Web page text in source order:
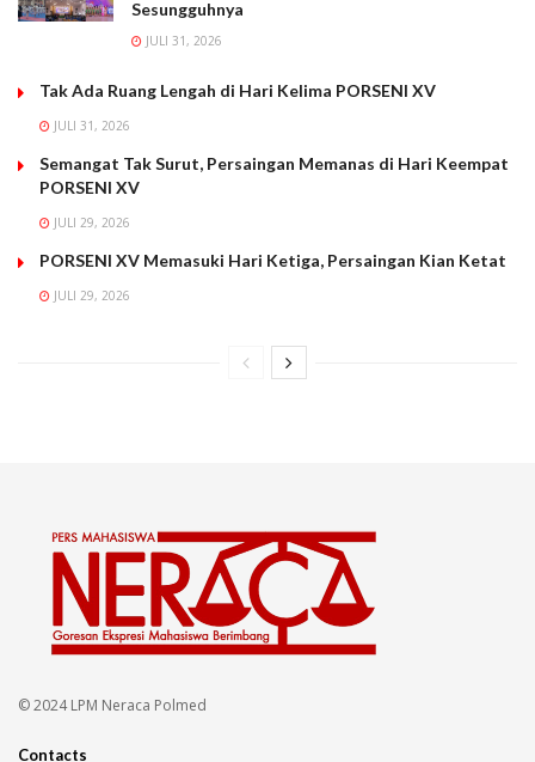
Sesungguhnya
JULI 31, 2026
Tak Ada Ruang Lengah di Hari Kelima PORSENI XV
JULI 31, 2026
Semangat Tak Surut, Persaingan Memanas di Hari Keempat
PORSENI XV
JULI 29, 2026
PORSENI XV Memasuki Hari Ketiga, Persaingan Kian Ketat
JULI 29, 2026
© 2024 LPM Neraca Polmed
Contacts